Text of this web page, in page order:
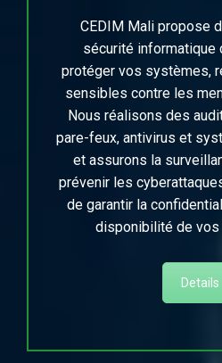
CEDIM Mali propose
sécurité informatique
protéger vos systèmes,
sensibles contre les
Nous réalisons des
pare-feux, antivirus et
et assurons la
prévenir les
de garantir la
disponibilité de vos
Details